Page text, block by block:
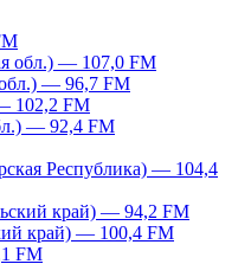
обл.) — 107,0 FM
— 96,7 FM
102,2 FM
— 92,4 FM
Республика) — 104,4
край) — 94,2 FM
край) — 100,4 FM
FM